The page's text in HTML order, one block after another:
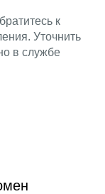
к
Уточнить
в службе